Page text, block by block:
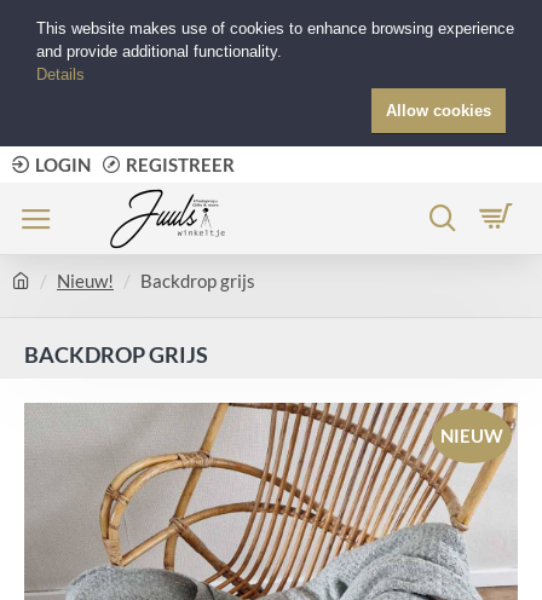
LOGIN REGISTREER
Nieuw! Backdrop grijs
BACKDROP GRIJS
NIEUW
This website makes use of cookies to enhance browsing experience
and provide additional functionality.
Details
Allow cookies